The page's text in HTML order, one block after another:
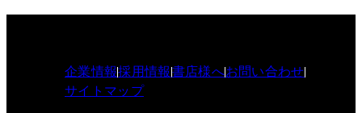
企業情報採用情報書店様へお問い合わせ
サイトマップ